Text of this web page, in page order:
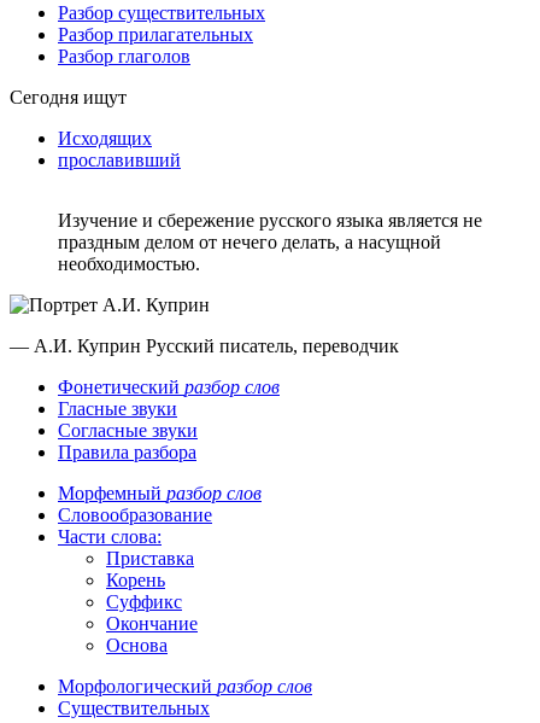
Разбор существительных
Разбор прилагательных
Разбор глаголов
Сегодня ищут
Исходящих
прославивший
Изучение и сбережение русского языка является не
праздным делом от нечего делать, а насущной
необходимостью.
— А.И. Куприн Русский писатель, переводчик
Фонетический разбор слов
Гласные звуки
Согласные звуки
Правила разбора
Морфемный разбор слов
Словообразование
Части слова:
Приставка
Корень
Суффикс
Окончание
Основа
Морфологический разбор слов
Существительных